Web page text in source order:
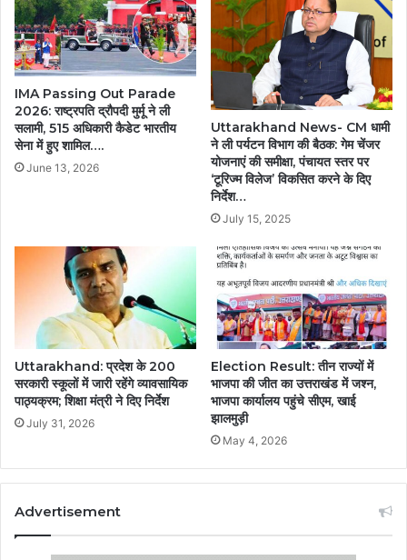
IMA Passing Out Parade
2026: राष्ट्रपति द्रौपदी मुर्मू ने ली
सलामी, 515 अधिकारी कैडेट भारतीय
सेना में हुए शामिल….
June 13, 2026
Uttarakhand News- CM धामी
ने ली पर्यटन विभाग की बैठक: गेम चेंजर
योजनाएं की समीक्षा, पंचायत स्तर पर
‘टूरिज्म विलेज’ विकसित करने के दिए
निर्देश…
July 15, 2025
Uttarakhand: प्रदेश के 200
सरकारी स्कूलों में जारी रहेंगे व्यावसायिक
पाठ्यक्रम; शिक्षा मंत्री ने दिए निर्देश
July 31, 2026
Election Result: तीन राज्यों में
भाजपा की जीत का उत्तराखंड में जश्न,
भाजपा कार्यालय पहुंचे सीएम, खाई
झालमुड़ी
May 4, 2026
Advertisement